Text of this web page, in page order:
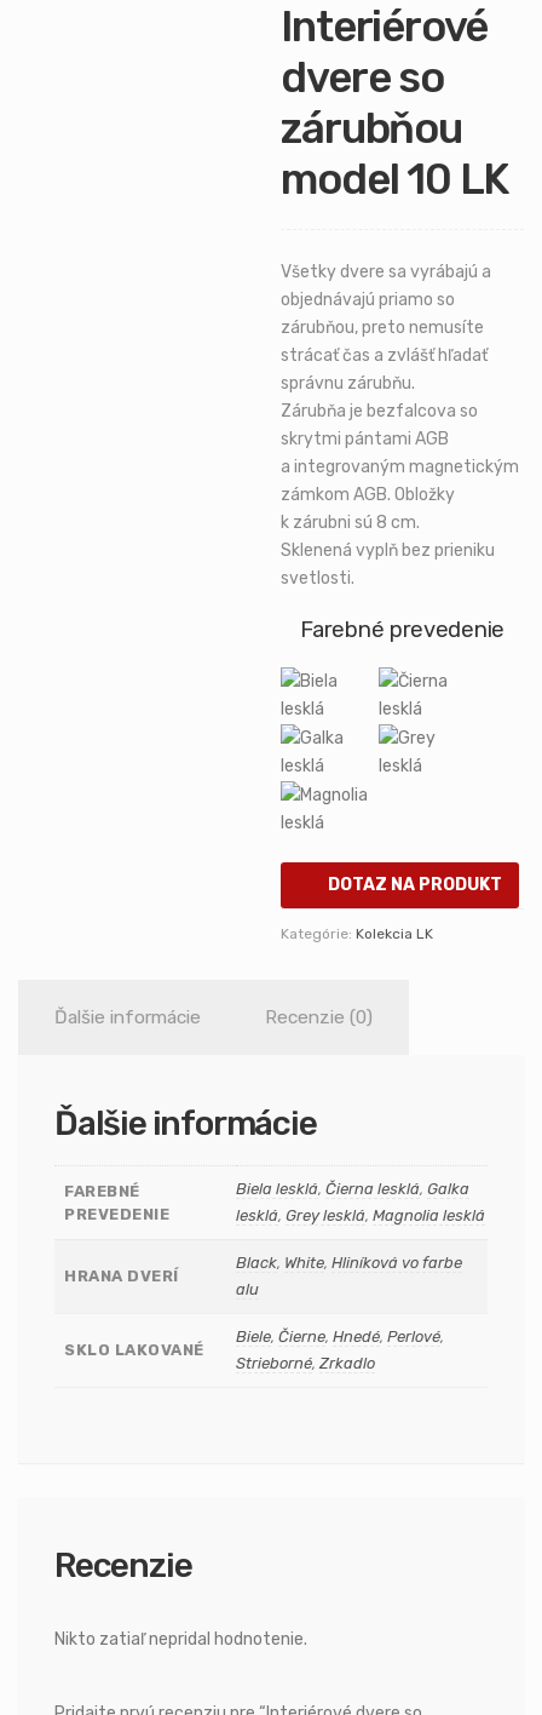
Interiérové
dvere so
zárubňou
model 10 LK
Všetky dvere sa vyrábajú a
objednávajú priamo so
zárubňou, preto nemusíte
strácať čas a zvlášť hľadať
správnu zárubňu.
Zárubňa je bezfalcova so
skrytmi pántami AGB
a integrovaným magnetickým
zámkom AGB. Obložky
k zárubni sú 8 cm.
Sklenená vyplň bez prieniku
svetlosti.
Farebné prevedenie
DOTAZ NA PRODUKT
Kategórie:Kolekcia LK
Ďalšie informácie Recenzie (0)
Ďalšie informácie
FAREBNÉ
PREVEDENIE
Biela lesklá, Čierna lesklá, Galka
lesklá, Grey lesklá, Magnolia lesklá
HRANA DVERÍ
Black, White, Hliníková vo farbe
alu
SKLO LAKOVANÉ
Biele, Čierne, Hnedé, Perlové,
Strieborné,Zrkadlo
Recenzie
Nikto zatiaľ nepridal hodnotenie.